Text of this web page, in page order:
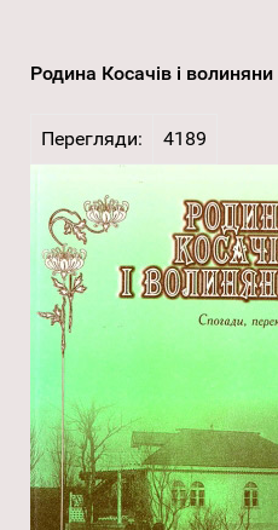
Родина Косачів і волиняни
Перегляди: 4189